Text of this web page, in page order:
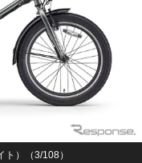
）（3/108）